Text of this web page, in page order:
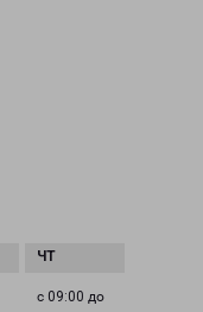
с 09:00 до